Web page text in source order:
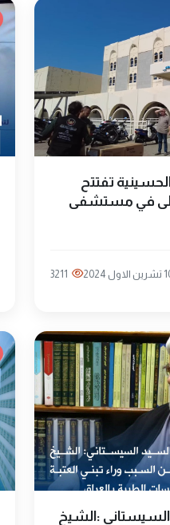
تفتتح
في مستشفى
3211
:الشيخ